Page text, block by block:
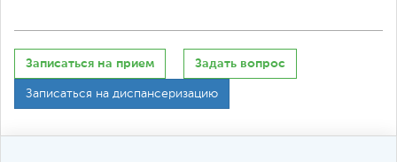
Записаться на прием Задать вопрос
Записаться на диспансеризацию